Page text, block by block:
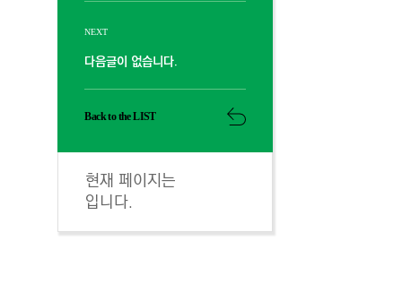
NEXT
다음글이 없습니다.
Back to the LIST
현재 페이지는
입니다.